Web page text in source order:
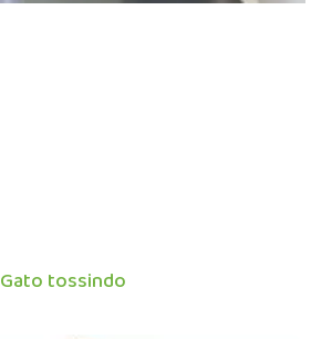
Gato tossindo